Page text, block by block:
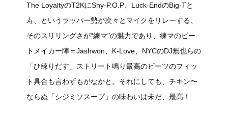
The LoyaltyのT2KにShy-P.O.P、Luck-EndのBig-Tと
寿、というラッパー勢が次々とマイクをリレーする、
そのスリリングさが“練マ”の魅力であり、練マのビー
トメイカー陣＝Jashwon、K-Love、NYCのDJ無也らの
「ひ練りだす」ストリート鳴り最高のビーツのフィッ
ト具合も言わずもがなかと。それにしても、チキン〜
ならぬ「シジミソスープ」の味わいは未だ、最高！